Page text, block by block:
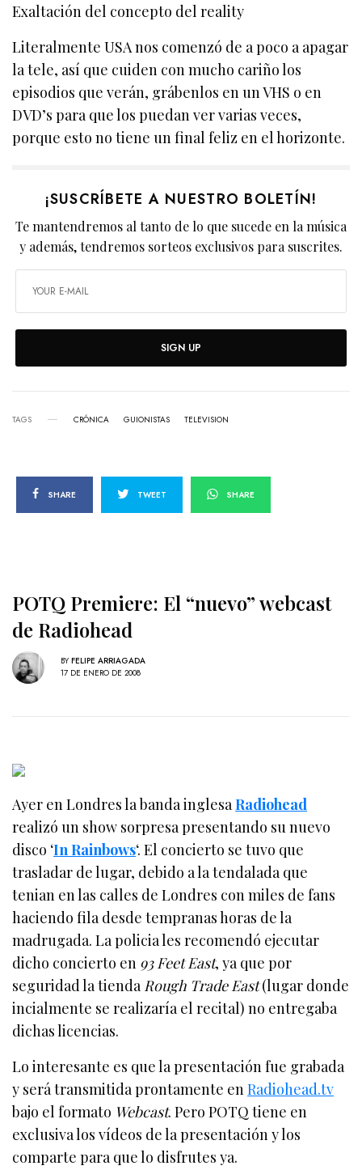
Exaltación del concepto del reality
Literalmente USA nos comenzó de a poco a apagar
la tele, así que cuiden con mucho cariño los
episodios que verán, grábenlos en un VHS o en
DVD’s para que los puedan ver varias veces,
porque esto no tiene un final feliz en el horizonte.
¡SUSCRÍBETE A NUESTRO BOLETÍN!
Te mantendremos al tanto de lo que sucede en la música
y además, tendremos sorteos exclusivos para suscrites.
SIGN UP
TAGS CRÓNICA GUIONISTAS TELEVISION
SHARE TWEET SHARE
POTQ Premiere: El “nuevo” webcast
de Radiohead
BY FELIPE ARRIAGADA
17 DE ENERO DE 2008
Ayer en Londres la banda inglesaRadiohead
realizó un show sorpresa presentando su nuevo
disco ‘In Rainbows‘. El concierto se tuvo que
trasladar de lugar, debido a la tendalada que
tenian en las calles de Londres con miles de fans
haciendo fila desde tempranas horas de la
madrugada. La policia les recomendó ejecutar
dicho concierto en 93 Feet East, ya que por
seguridad la tiendaRough Trade East(lugar donde
incialmente se realizaría el recital) no entregaba
dichas licencias.
Lo interesante es que la presentación fue grabada
y será transmitida prontamente enRadiohead.tv
bajo el formato Webcast. Pero POTQ tiene en
exclusiva los vídeos de la presentación y los
comparte para que lo disfrutes ya.